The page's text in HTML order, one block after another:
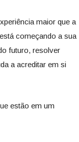
maior que a
começando a sua
futuro, resolver
a acreditar em si
estão em um